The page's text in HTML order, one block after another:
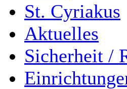
St. Cyriakus
Aktuelles
Sicherheit /